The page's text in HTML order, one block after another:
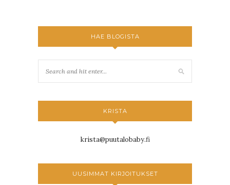
HAE BLOGISTA
KRISTA
krista@puutalobaby.fi
UUSIMMAT KIRJOITUKSET